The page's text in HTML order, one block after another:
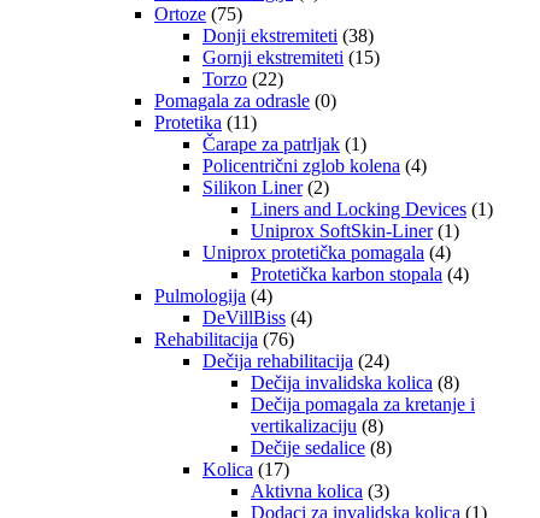
Ortoze (75)
Donji ekstremiteti (38)
Gornji ekstremiteti (15)
Torzo (22)
Pomagala za odrasle (0)
Protetika (11)
Čarape za patrljak (1)
Policentrični zglob kolena (4)
Silikon Liner (2)
Liners and Locking Devices (1)
Uniprox SoftSkin-Liner (1)
Uniprox protetička pomagala (4)
Protetička karbon stopala (4)
Pulmologija (4)
DeVillBiss (4)
Rehabilitacija (76)
Dečija rehabilitacija (24)
Dečija invalidska kolica (8)
Dečija pomagala za kretanje i
vertikalizaciju (8)
Dečije sedalice (8)
Kolica (17)
Aktivna kolica (3)
Dodaci za invalidska kolica (1)